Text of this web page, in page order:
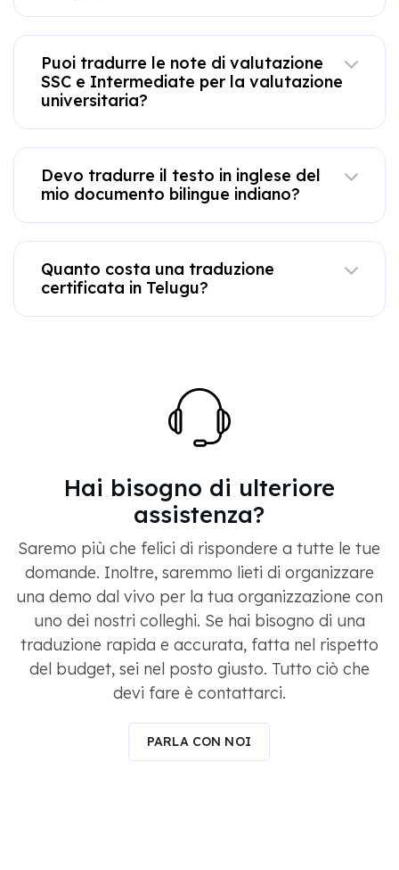
Puoi tradurre le note di valutazione
SSC e Intermediate per la valutazione
universitaria?
Devo tradurre il testo in inglese del
mio documento bilingue indiano?
Quanto costa una traduzione
certificata in Telugu?
Hai bisogno di ulteriore
assistenza?
Saremo più che felici di rispondere a tutte le tue
domande. Inoltre, saremmo lieti di organizzare
una demo dal vivo per la tua organizzazione con
uno dei nostri colleghi. Se hai bisogno di una
traduzione rapida e accurata, fatta nel rispetto
del budget, sei nel posto giusto. Tutto ciò che
devi fare è contattarci.
PARLA CON NOI